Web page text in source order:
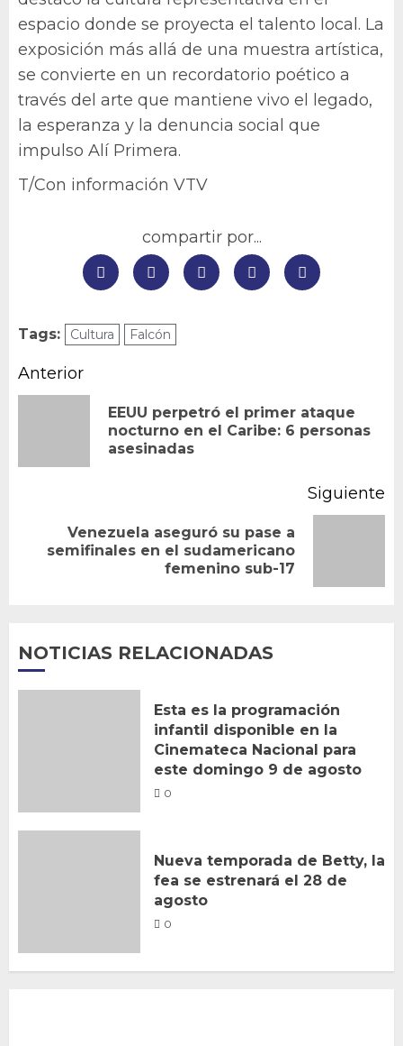
espacio donde se proyecta el talento local. La
exposición más allá de una muestra artística,
se convierte en un recordatorio poético a
través del arte que mantiene vivo el legado,
la esperanza y la denuncia social que
impulso Alí Primera.
T/Con información VTV
compartir por...
Tags: Cultura Falcón
Navegación
entradas
Anterior
EEUU perpetró el primer ataque
nocturno en el Caribe: 6 personas
asesinadas
Siguiente
Siguiente
Venezuela aseguró su pase a
semifinales en el sudamericano
femenino sub-17
NOTICIAS RELACIONADAS
Esta es la programación
infantil disponible en la
Cinemateca Nacional para
este domingo 9 de agosto
0
Nueva temporada de Betty, la
fea se estrenará el 28 de
agosto
0